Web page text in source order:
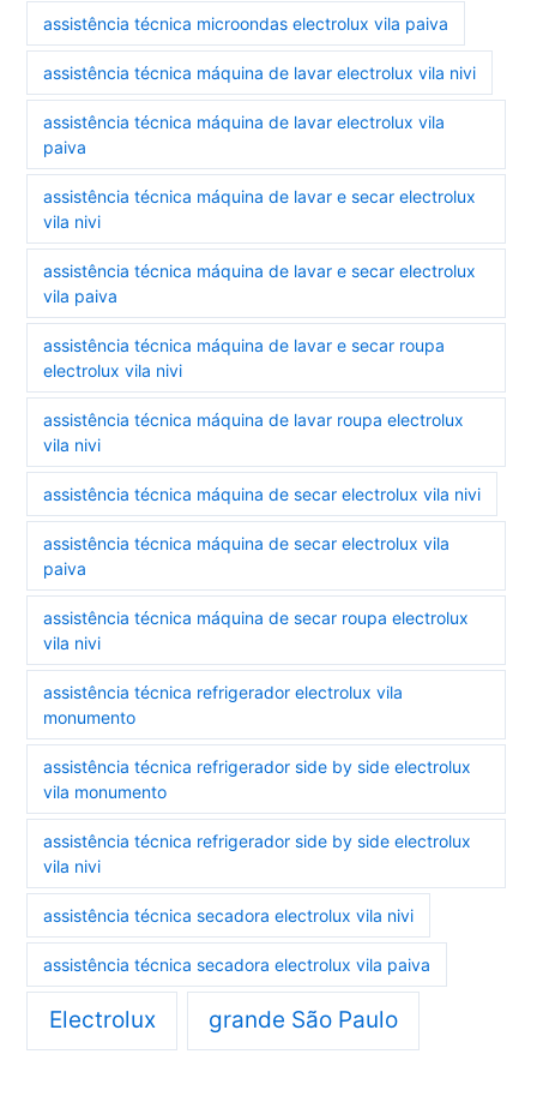
assistência técnica microondas electrolux vila paiva
assistência técnica máquina de lavar electrolux vila nivi
assistência técnica máquina de lavar electrolux vila
paiva
assistência técnica máquina de lavar e secar electrolux
vila nivi
assistência técnica máquina de lavar e secar electrolux
vila paiva
assistência técnica máquina de lavar e secar roupa
electrolux vila nivi
assistência técnica máquina de lavar roupa electrolux
vila nivi
assistência técnica máquina de secar electrolux vila nivi
assistência técnica máquina de secar electrolux vila
paiva
assistência técnica máquina de secar roupa electrolux
vila nivi
assistência técnica refrigerador electrolux vila
monumento
assistência técnica refrigerador side by side electrolux
vila monumento
assistência técnica refrigerador side by side electrolux
vila nivi
assistência técnica secadora electrolux vila nivi
assistência técnica secadora electrolux vila paiva
Electrolux grande São Paulo